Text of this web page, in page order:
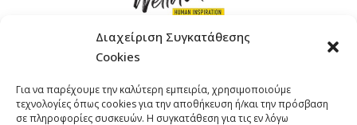
Διαχείριση Συγκατάθεσης
Cookies
Για να παρέχουμε την καλύτερη εμπειρία, χρησιμοποιούμε
τεχνολογίες όπως cookies για την αποθήκευση ή/και την πρόσβαση
σε πληροφορίες συσκευών. Η συγκατάθεση για τις εν λόγω
ΤΗΛΕΦΩΝΟ: +30 211 4021758
EMAIL:info@welldone.com.gr